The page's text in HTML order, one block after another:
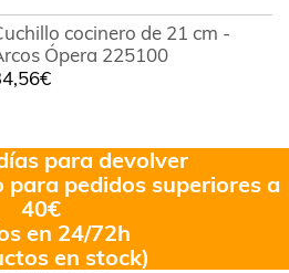
cocinero de 21 cm -
Ópera 225100
€
para devolver
para pedidos superiores a
40€
en 24/72h
en stock)